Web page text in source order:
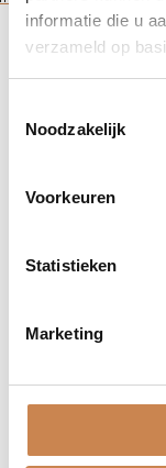
informatie die u
verzameld op
Noodzakelijk
Voorkeuren
Statistieken
Marketing